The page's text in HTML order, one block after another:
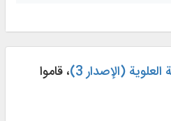
(الإصدار 3) ، قاموا